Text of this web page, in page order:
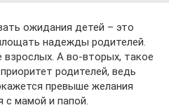
ожидания детей – это
надежды родителей.
взрослых. А во-вторых, такое
родителей, ведь
превыше желания
с мамой и папой.